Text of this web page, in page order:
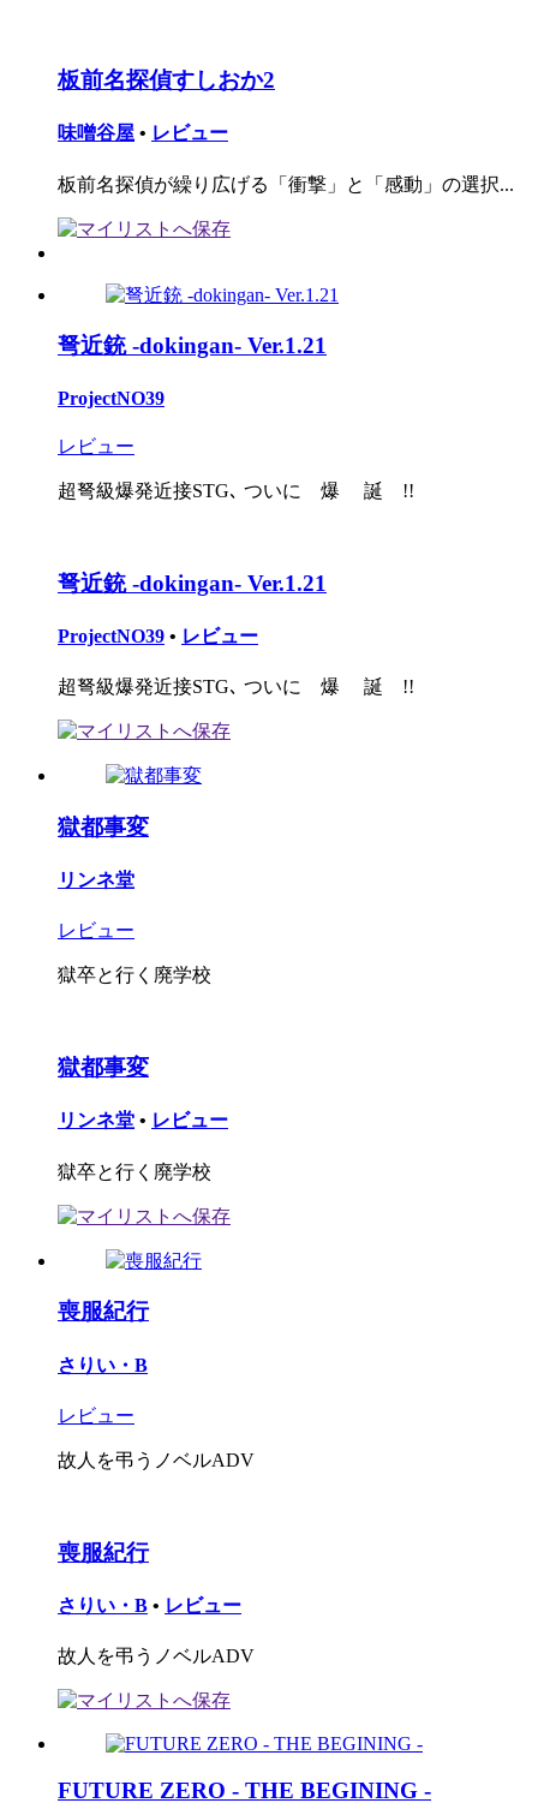
板前名探偵すしおか2
味噌谷屋 • レビュー
板前名探偵が繰り広げる「衝撃」と「感動」の選択...
弩近銃 -dokingan- Ver.1.21
ProjectNO39
レビュー
超弩級爆発近接STG､ ついに 爆 誕 !!
弩近銃 -dokingan- Ver.1.21
ProjectNO39 • レビュー
超弩級爆発近接STG､ ついに 爆 誕 !!
獄都事変
リンネ堂
レビュー
獄卒と行く廃学校
獄都事変
リンネ堂 • レビュー
獄卒と行く廃学校
喪服紀行
さりい・B
レビュー
故人を弔うノベルADV
喪服紀行
さりい・B • レビュー
故人を弔うノベルADV
FUTURE ZERO - THE BEGINING -